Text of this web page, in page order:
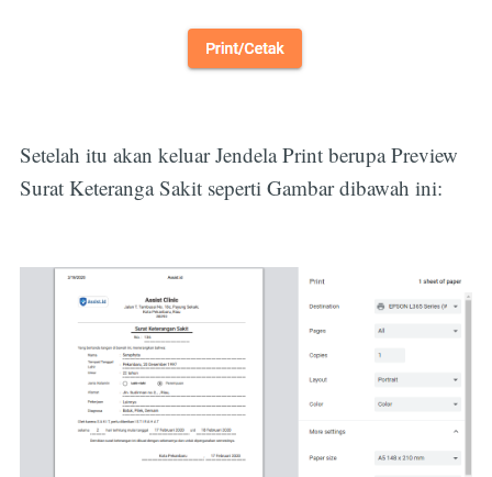
Setelah itu akan keluar Jendela Print berupa Preview
Surat Keteranga Sakit seperti Gambar dibawah ini: